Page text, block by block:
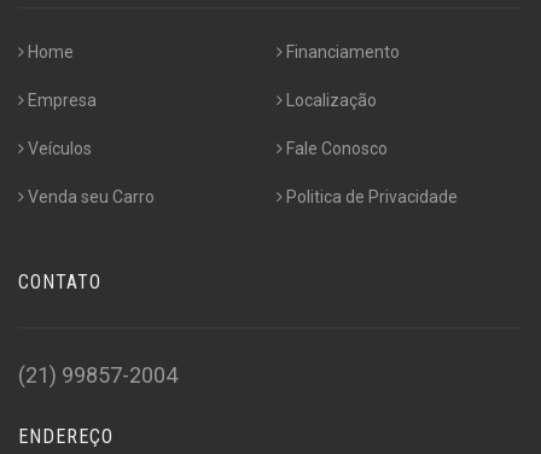
Home
Empresa
Veículos
Venda seu Carro
Financiamento
Localização
Fale Conosco
Politica de Privacidade
CONTATO
(21) 99857-2004
ENDEREÇO